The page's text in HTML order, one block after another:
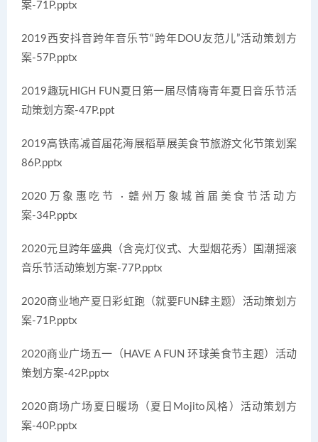
案-71P.pptx
2019西安抖音跨年音乐节“跨年DOU友范儿”活动策划方
案-57P.pptx
2019趣玩HIGH FUN夏日第一届尽情嗨青年夏日音乐节活
动策划方案-47P.ppt
2019高铁南城首届花海展稻草展美食节旅游文化节策划案
86P.pptx
2020万象惠吃节 · 赣州万象城首届美食节活动方
案-34P.pptx
2020元旦跨年盛典（含亮灯仪式、大型烟花秀）国潮摇滚
音乐节活动策划方案-77P.pptx
2020商业地产夏日彩虹跑（就要FUN肆主题）活动策划方
案-71P.pptx
2020商业广场五一（HAVE A FUN 环球美食节主题）活动
策划方案-42P.pptx
2020商场广场夏日暖场（夏日Mojito风格）活动策划方
案-40P.pptx